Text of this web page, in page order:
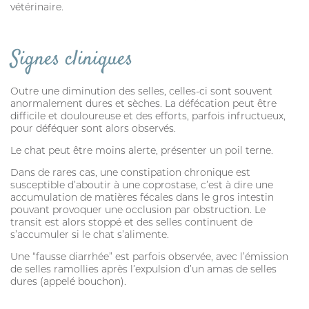
ANTIPARASITAIRE EXTERNE
CROCHET TIRE-TIQUE
VERMIFUGE
HYGIÈNE DES YEUX ET OREILLES
vétérinaire.
Signes cliniques
Outre une diminution des selles, celles-ci sont souvent
anormalement dures et sèches. La défécation peut être
difficile et douloureuse et des efforts, parfois infructueux,
pour déféquer sont alors observés.
Le chat peut être moins alerte, présenter un poil terne.
Dans de rares cas, une constipation chronique est
susceptible d’aboutir à une coprostase, c’est à dire une
accumulation de matières fécales dans le gros intestin
pouvant provoquer une occlusion par obstruction. Le
transit est alors stoppé et des selles continuent de
s’accumuler si le chat s’alimente.
Une “fausse diarrhée” est parfois observée, avec l’émission
de selles ramollies après l’expulsion d’un amas de selles
dures (appelé bouchon).